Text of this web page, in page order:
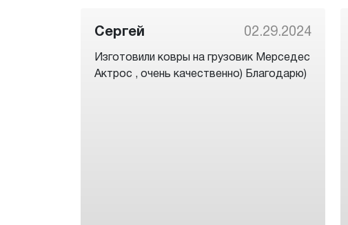
Сергей 02.29.2024
Изготовили ковры на грузовик Мерседес
Актрос , очень качественно) Благодарю)